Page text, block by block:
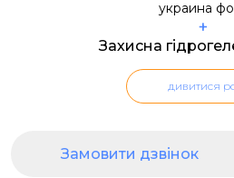
+
Захисна
дивитися
Замовити дзвінок